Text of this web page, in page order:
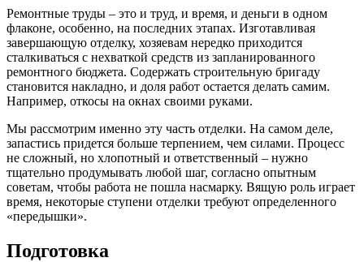
Ремонтные труды – это и труд, и время, и деньги в одном
флаконе, особенно, на последних этапах. Изготавливая
завершающую отделку, хозяевам нередко приходится
сталкиваться с нехваткой средств из запланированного
ремонтного бюджета. Содержать строительную бригаду
становится накладно, и доля работ остается делать самим.
Например, откосы на окнах своими руками.
Мы рассмотрим именно эту часть отделки. На самом деле,
запастись придется больше терпением, чем силами. Процесс
не сложный, но хлопотный и ответственный – нужно
тщательно продумывать любой шаг, согласно опытным
советам, чтобы работа не пошла насмарку. Вящую роль играет
время, некоторые ступени отделки требуют определенного
«передышки».
Подготовка